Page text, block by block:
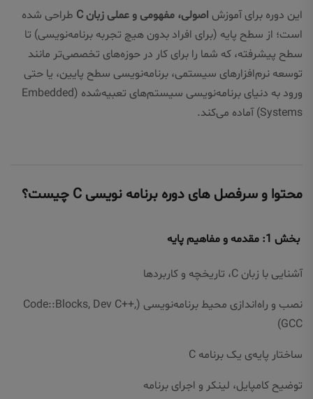
این دوره برای آموزش اصولی، مفهومی و عملی زبان C
طراحی شده
است؛ از سطح پایه (برای افراد بدون هیچ تجربه برنامه‌نویسی) تا
سطح پیشرفته، که شما را برای کار در حوزه‌های تخصصی‌تر مانند
توسعه نرم‌افزارهای سیستمی، برنامه‌نویسی سطح پایین، یا حتی
ورود به دنیای برنامه‌نویسی سیستم‌های تعبیه‌شده (Embedded
Systems) آماده می‌کند.
محتوا و سرفصل های دوره برنامه نویسی C چیست؟
بخش 1: مقدمه و مفاهیم پایه
آشنایی با زبان C، تاریخچه و کاربردها
نصب و راه‌اندازی محیط برنامه‌نویسی (Code::Blocks, Dev C++,
GCC)
ساختار پایه‌ی یک برنامه C
توضیح کامپایل، لینکر و اجرای برنامه